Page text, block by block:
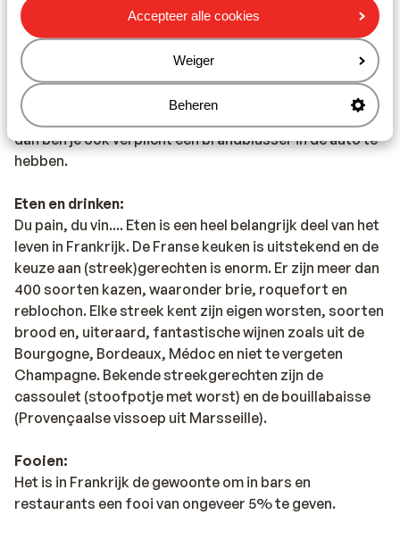
Accepteer alle cookies
Weiger
Beheren
auto te hebben:
Gevarendriehoek en veiligheidsvest met reflecterende
strepen. De bestuurder dient deze te dragen bij het
verlaten van de auto langs de weg buiten de bebouwde
kom bij pech of ongeval. (Veiligheidsvesten zijn o.a. te
koop bij de ANWB) en wanneer je naar Frankrijk reist,
dan ben je ook verplicht een brandblusser in de auto te
hebben.
Eten en drinken:
Du pain, du vin.... Eten is een heel belangrijk deel van het
leven in Frankrijk. De Franse keuken is uitstekend en de
keuze aan (streek)gerechten is enorm. Er zijn meer dan
400 soorten kazen, waaronder brie, roquefort en
reblochon. Elke streek kent zijn eigen worsten, soorten
brood en, uiteraard, fantastische wijnen zoals uit de
Bourgogne, Bordeaux, Médoc en niet te vergeten
Champagne. Bekende streekgerechten zijn de
cassoulet (stoofpotje met worst) en de bouillabaisse
(Provençaalse vissoep uit Marsseille).
Fooien:
Het is in Frankrijk de gewoonte om in bars en
restaurants een fooi van ongeveer 5% te geven.